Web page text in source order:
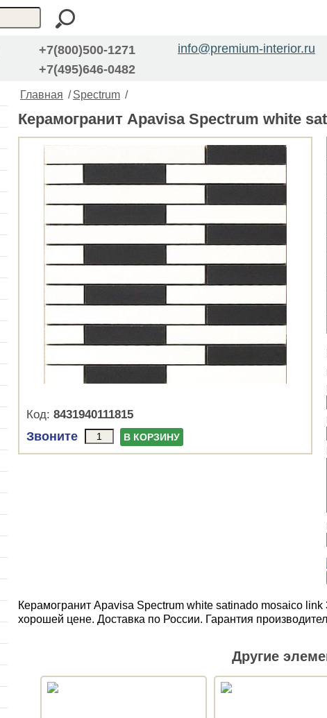
+7(800)500-1271
+7(495)646-0482
info@premium-interior.ru
Главная / Spectrum /
Керамогранит Apavisa Spectrum white
Код: 8431940111815
Звоните В КОРЗИНУ
Керамогранит Apavisa Spectrum white satinado mosaico
хорошей цене. Доставка по России. Гарантия
Другие